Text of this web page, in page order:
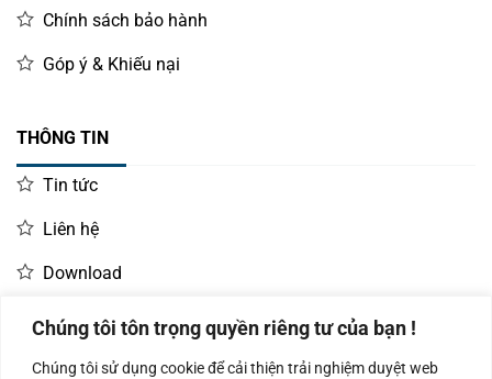
Chúng tôi tôn trọng quyền riêng tư của bạn !
Chúng tôi sử dụng cookie để cải thiện trải nghiệm duyệt web
Chính sách bảo hành
Góp ý & Khiếu nại
THÔNG TIN
Tin tức
Liên hệ
Download
LIÊN HỆ MUA HÀNG